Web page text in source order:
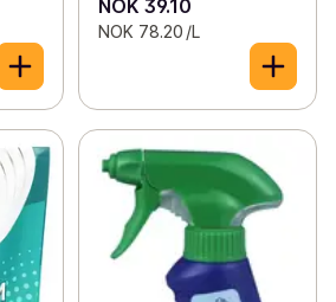
NOK 39.10
NOK 78.20 /L